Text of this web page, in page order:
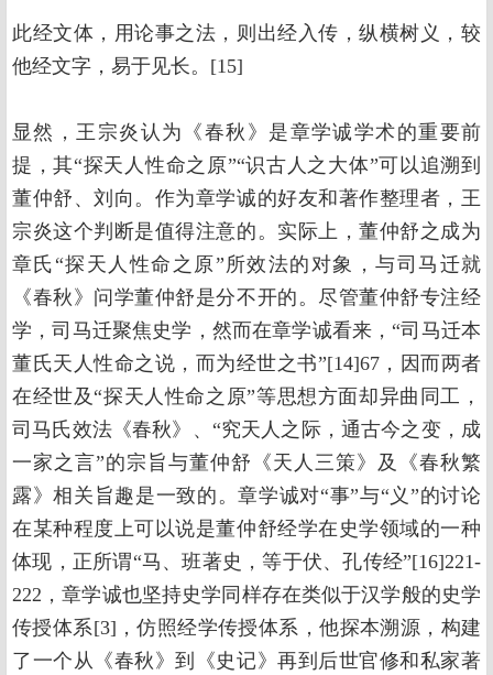
此经文体，用论事之法，则出经入传，纵横树义，较
他经文字，易于见长。[15]
显然，王宗炎认为《春秋》是章学诚学术的重要前
提，其“探天人性命之原”“识古人之大体”可以追溯到
董仲舒、刘向。作为章学诚的好友和著作整理者，王
宗炎这个判断是值得注意的。实际上，董仲舒之成为
章氏“探天人性命之原”所效法的对象，与司马迁就
《春秋》问学董仲舒是分不开的。尽管董仲舒专注经
学，司马迁聚焦史学，然而在章学诚看来，“司马迁本
董氏天人性命之说，而为经世之书”[14]67，因而两者
在经世及“探天人性命之原”等思想方面却异曲同工，
司马氏效法《春秋》、“究天人之际，通古今之变，成
一家之言”的宗旨与董仲舒《天人三策》及《春秋繁
露》相关旨趣是一致的。章学诚对“事”与“义”的讨论
在某种程度上可以说是董仲舒经学在史学领域的一种
体现，正所谓“马、班著史，等于伏、孔传经”[16]221-
222，章学诚也坚持史学同样存在类似于汉学般的史学
传授体系[3]，仿照经学传授体系，他探本溯源，构建
了一个从《春秋》到《史记》再到后世官修和私家著